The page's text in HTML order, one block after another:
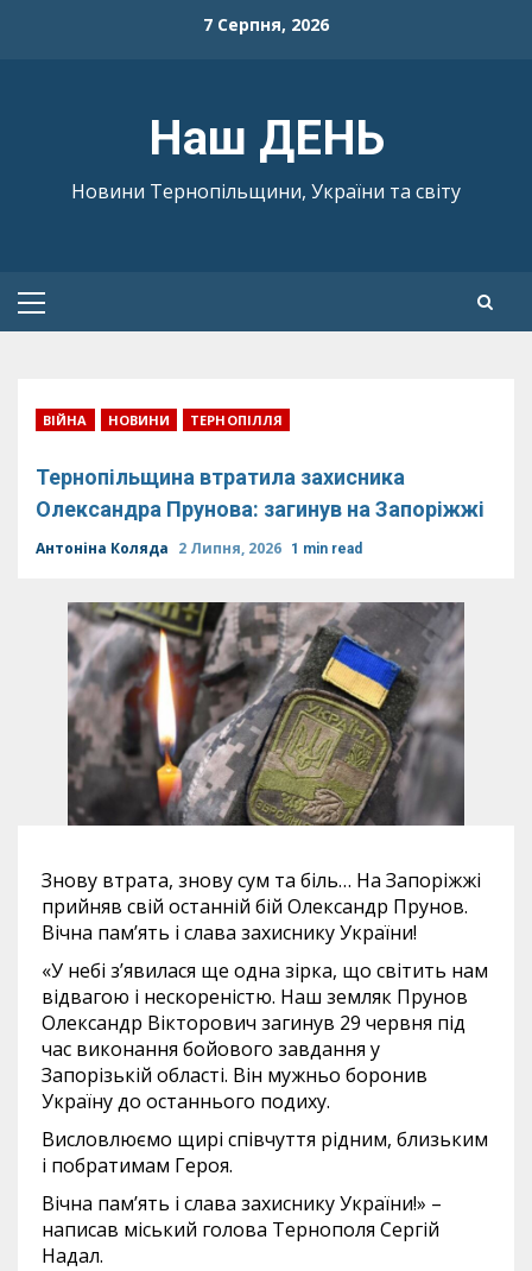
7 Серпня, 2026
Наш ДЕНЬ
Новини Тернопільщини, України та світу
Primary
ВІЙНА НОВИНИ ТЕРНОПІЛЛЯ
Тернопільщина втратила захисника
Олександра Прунова: загинув на Запоріжжі
Антоніна Коляда 2 Липня, 2026 1 min read
Знову втрата, знову сум та біль… На Запоріжжі
прийняв свій останній бій Олександр Прунов.
Вічна памʼять і слава захиснику України!
«У небі з’явилася ще одна зірка, що світить нам
відвагою і нескореністю. Наш земляк Прунов
Олександр Вікторович загинув 29 червня під
час виконання бойового завдання у
Запорізькій області. Він мужньо боронив
Україну до останнього подиху.
Висловлюємо щирі співчуття рідним, близьким
і побратимам Героя.
Вічна памʼять і слава захиснику України!» –
написав міський голова Тернополя Сергій
Надал.